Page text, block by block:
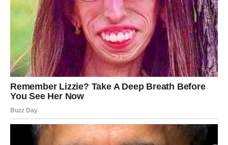
Zvijezde vam donose neočekivane prilike i veoma
zanimljive promjene.
Jedna osoba ili poslovna ideja mogli bi vam potpuno
promijeniti budućnost.
Veliko iznenađenje ulazi u vaš život
Pred vama su veoma posebni trenuci.
RIBE